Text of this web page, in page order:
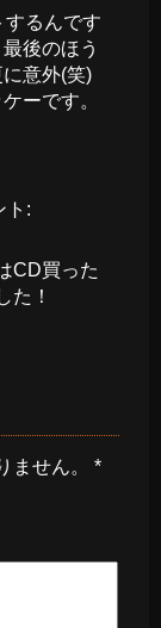
るんです
後のほう
に意外(笑)
ーです。
ト:
CD買った
た！
ません。
*